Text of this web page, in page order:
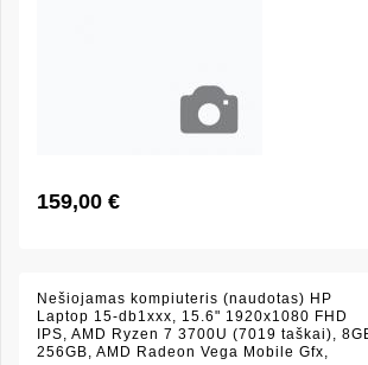
159,00 €
Nešiojamas kompiuteris (naudotas) HP
Laptop 15-db1xxx, 15.6" 1920x1080 FHD
IPS, AMD Ryzen 7 3700U (7019 taškai),
256GB, AMD Radeon Vega Mobile Gfx,